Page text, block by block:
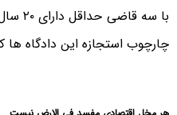
با
چارچوب استجازه این دادگاه ها